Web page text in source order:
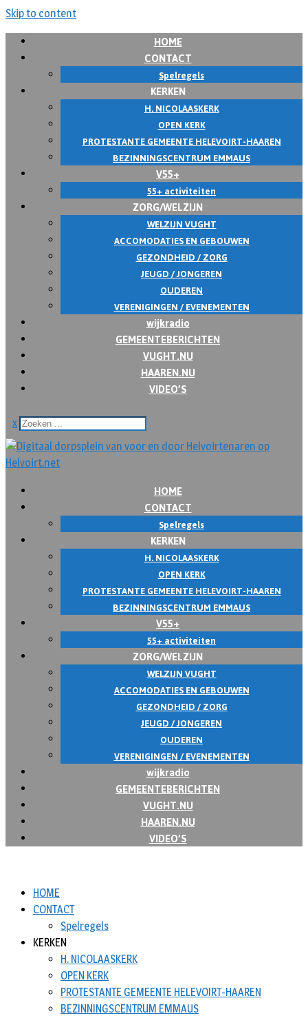
Skip to content
HOME
CONTACT
Spelregels
KERKEN
H. NICOLAASKERK
OPEN KERK
PROTESTANTE GEMEENTE HELEVOIRT-HAAREN
BEZINNINGSCENTRUM EMMAUS
V55+
55+ activiteiten
ZORG/WELZIJN
WELZIJN VUGHT
ACCOMODATIES EN GEBOUWEN
GEZONDHEID / ZORG
JEUGD / JONGEREN
OUDEREN
VERENIGINGEN / EVENEMENTEN
wijkradio
GEMEENTEBERICHTEN
VUGHT.NU
HAAREN.NU
VIDEO’S
x
HOME
CONTACT
Spelregels
KERKEN
H. NICOLAASKERK
OPEN KERK
PROTESTANTE GEMEENTE HELEVOIRT-HAAREN
BEZINNINGSCENTRUM EMMAUS
V55+
55+ activiteiten
ZORG/WELZIJN
WELZIJN VUGHT
ACCOMODATIES EN GEBOUWEN
GEZONDHEID / ZORG
JEUGD / JONGEREN
OUDEREN
VERENIGINGEN / EVENEMENTEN
wijkradio
GEMEENTEBERICHTEN
VUGHT.NU
HAAREN.NU
VIDEO’S
HOME
CONTACT
Spelregels
KERKEN
H. NICOLAASKERK
OPEN KERK
PROTESTANTE GEMEENTE HELEVOIRT-HAAREN
BEZINNINGSCENTRUM EMMAUS